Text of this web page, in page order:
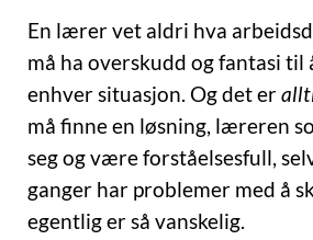
En lærer vet aldri hva
må ha overskudd og fantasi til
enhver situasjon. Og det er
må finne en løsning, læreren
seg og være forståelsesfull,
ganger har problemer med å
egentlig er så vanskelig.